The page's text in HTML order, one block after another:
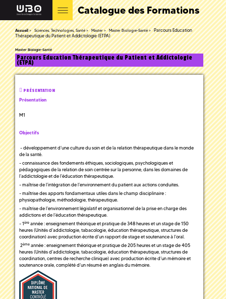
Catalogue des Formations
Accueil Sciences, Technologies, Santé Master Master Biologie-Santé
Parcours Education
Thérapeutique du Patient et Addictologie (ETPA)
Master Biologie-Santé
Parcours Education Thérapeutique du Patient et Addictologie
(ETPA)
PRÉSENTATION
Présentation
M1
Objectifs
- développement d’une culture du soin et de la relation thérapeutique dans le monde
de la santé.
- connaissance des fondements éthiques, sociologiques, psychologiques et
pédagogiques de la relation de soin centrée sur la personne, dans les domaines de
l’addictologie et de l’éducation thérapeutique.
- maîtrise de l’intégration de l’environnement du patient aux actions conduites.
- maîtrise des apports fondamentaux utiles dans le champ disciplinaire :
physiopathologie, méthodologie, thérapeutique.
- maîtrise de l’environnement législatif et organisationnel de la prise en charge des
addictions et de l’éducation thérapeutique.
- 1ère année : enseignement théorique et pratique de 348 heures et un stage de 150
heures (Unités d’addictologie, tabacologie, éducation thérapeutique, structures de
coordination) avec production écrite d’un rapport de stage et soutenance à l’oral.
2ème année : enseignement théorique et pratique de 205 heures et un stage de 405
heures (Unités d’addictologie, tabacologie, éducation thérapeutique, structures de
coordination, centres de recherche clinique) avec production écrite d’un mémoire et
soutenance orale, complété d’un résumé en anglais du mémoire.